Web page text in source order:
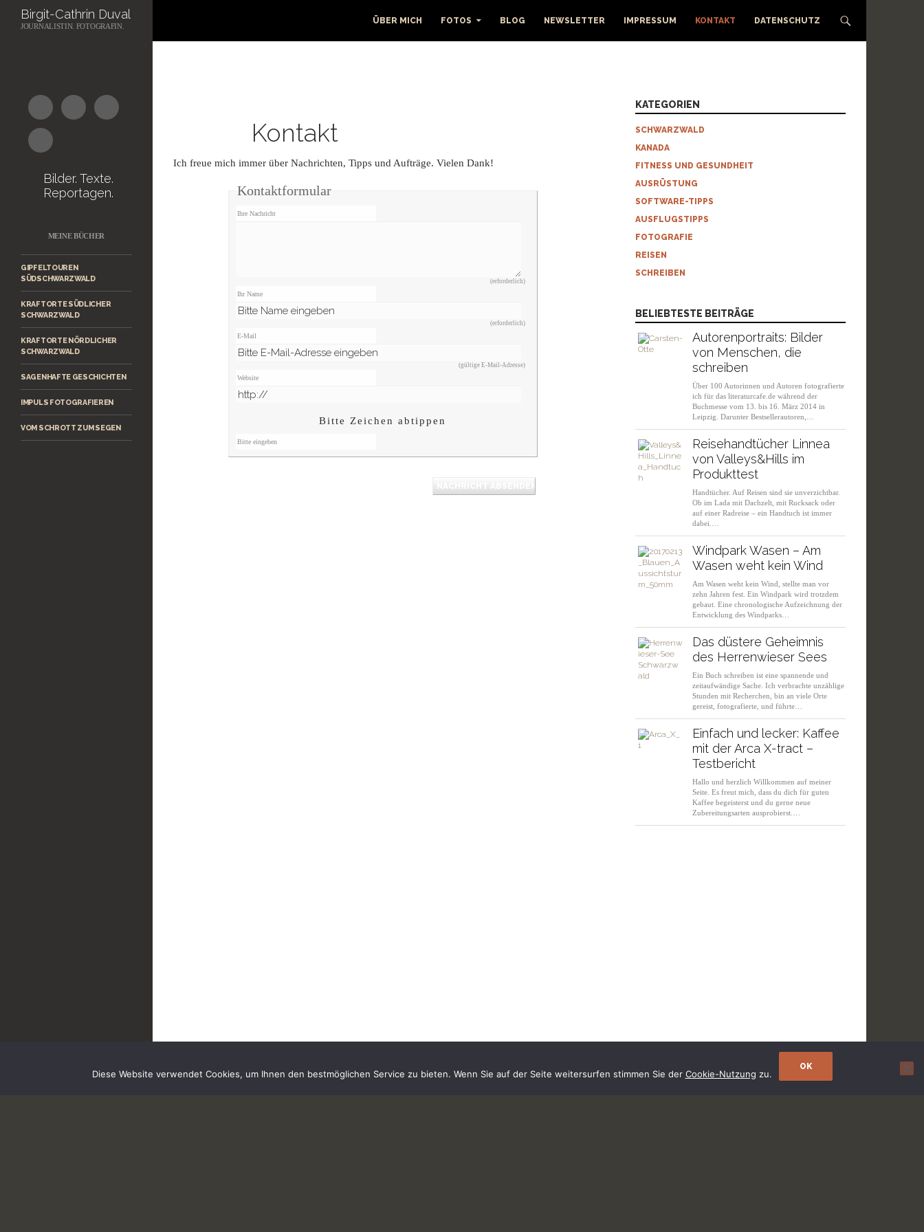
Suchen
ÜBER MICH FOTOS BLOG NEWSLETTER IMPRESSUM KONTAKT DATENSCHUTZ
Kontakt
Ich freue mich immer über Nachrichten, Tipps und Aufträge. Vielen Dank!
Kontaktformular
Ihre Nachricht
(erforderlich)
Ihr Name
(erforderlich)
E-Mail
(gültige E-Mail-Adresse)
Website
Bitte Zeichen abtippen
Bitte eingeben
KATEGORIEN
SCHWARZWALD
KANADA
FITNESS UND GESUNDHEIT
AUSRÜSTUNG
SOFTWARE-TIPPS
AUSFLUGSTIPPS
FOTOGRAFIE
REISEN
SCHREIBEN
BELIEBTESTE BEITRÄGE
Autorenportraits: Bilder
von Menschen, die
schreiben
Über 100 Autorinnen und Autoren fotografierte
ich für das literaturcafe.de während der
Buchmesse vom 13. bis 16. März 2014 in
Leipzig. Darunter Bestsellerautoren,…
Reisehandtücher Linnea
von Valleys&Hills im
Produkttest
Handtücher. Auf Reisen sind sie unverzichtbar.
Ob im Lada mit Dachzelt, mit Rucksack oder
auf einer Radreise – ein Handtuch ist immer
dabei.…
Windpark Wasen – Am
Wasen weht kein Wind
Am Wasen weht kein Wind, stellte man vor
zehn Jahren fest. Ein Windpark wird trotzdem
gebaut. Eine chronologische Aufzeichnung der
Entwicklung des Windparks…
Das düstere Geheimnis
des Herrenwieser Sees
Ein Buch schreiben ist eine spannende und
zeitaufwändige Sache. Ich verbrachte unzählige
Stunden mit Recherchen, bin an viele Orte
gereist, fotografierte, und führte…
Einfach und lecker: Kaffee
mit der Arca X-tract –
Testbericht
Hallo und herzlich Willkommen auf meiner
Seite. Es freut mich, dass du dich für guten
Kaffee begeisterst und du gerne neue
Zubereitungsarten ausprobierst.…
Birgit-Cathrin Duval
JOURNALISTIN. FOTOGRAFIN.
Bilder. Texte.
Reportagen.
MEINE BÜCHER
GIPFELTOUREN
SÜDSCHWARZWALD
KRAFTORTE SÜDLICHER
SCHWARZWALD
KRAFTORTE NÖRDLICHER
SCHWARZWALD
SAGENHAFTE GESCHICHTEN
IMPULS FOTOGRAFIEREN
VOM SCHROTT ZUM SEGEN
Diese Website verwendet Cookies, um Ihnen den bestmöglichen Service zu bieten. Wenn Sie auf der Seite weitersurfen stimmen Sie der Cookie-Nutzung zu.
OK